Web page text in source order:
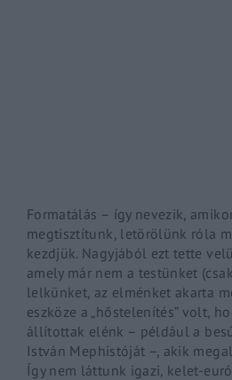
Formatálás – így nevezik,
megtisztítunk, letörölünk róla
kezdjük. Nagyjából ezt tette
amely már nem a testünket
lelkünket, az elménket akarta
eszköze a „hőstelenítés” volt,
állítottak elénk – például a
István Mephistóját –, akik
Így nem láttunk igazi, kelet-